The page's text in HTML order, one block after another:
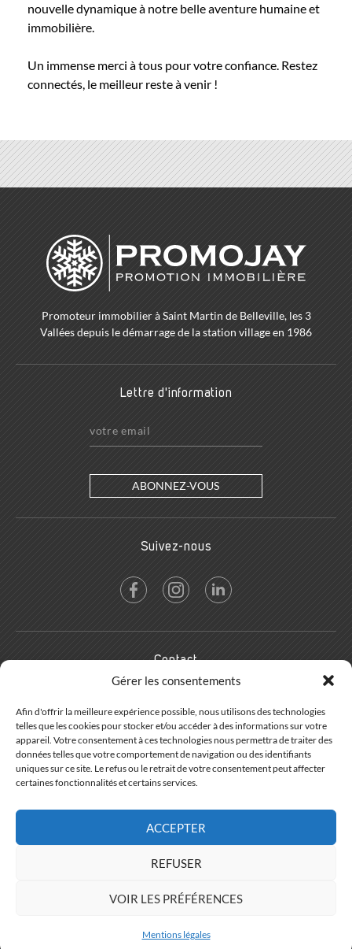
Gérer les consentements
Afin d'offrir la meilleure expérience possible, nous utilisons des technologies
telles que les cookies pour stocker et/ou accéder à des informations sur votre
appareil. Votre consentement à ces technologies nous permettra de traiter des
données telles que votre comportement de navigation ou des identifiants
uniques sur ce site. Le refus ou le retrait de votre consentement peut affecter
certaines fonctionnalités et certains services.
ACCEPTER
REFUSER
VOIR LES PRÉFÉRENCES
Mentions légales
nouvelle dynamique à notre belle aventure humaine et
immobilière.
Un immense merci à tous pour votre confiance. Restez
connectés, le meilleur reste à venir !
Promoteur immobilier à Saint Martin de Belleville, les 3
Vallées depuis le démarrage de la station village en 1986
Lettre d'information
ABONNEZ-VOUS
Suivez-nous
Contact
Rue de Villarencel
73440 Les Belleville
+33(0)4 79 09 88 19
info@promojay.com
Mentions légales
- Référencement :Cybercité- Hébergement :